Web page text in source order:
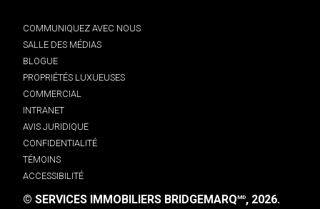
COMMUNIQUEZ AVEC NOUS
SALLE DES MÉDIAS
BLOGUE
PROPRIÉTÉS LUXUEUSES
COMMERCIAL
INTRANET
AVIS JURIDIQUE
CONFIDENTIALITÉ
TÉMOINS
ACCESSIBILITÉ
© SERVICES IMMOBILIERS BRIDGEMARQMD, 2026.